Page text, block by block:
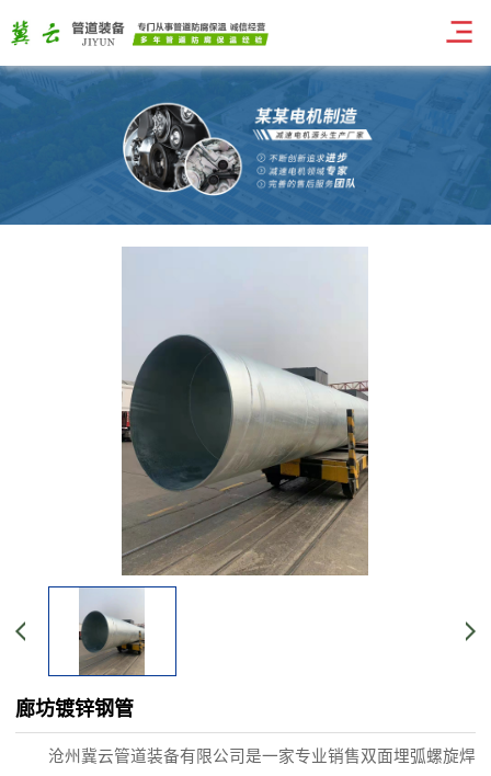
廊坊镀锌钢管
沧州冀云管道装备有限公司是一家专业销售双面埋弧螺旋焊